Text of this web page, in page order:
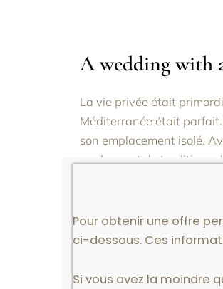
A wedding with
La vie privée était
Méditerranée était parfait.
son emplacement isolé.
moderne et de
The wedding
caractère et de l’émotion.
Pour obtenir une offre
ci-dessous. Ces
Si vous avez la moindre